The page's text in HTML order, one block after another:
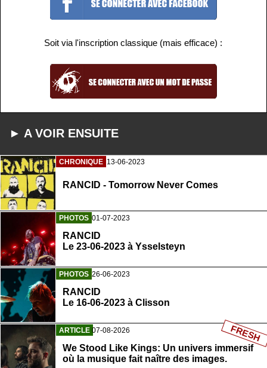
Soit via l'inscription classique (mais efficace) :
► A VOIR ENSUITE
CHRONIQUE 13-06-2023
RANCID - Tomorrow Never Comes
PHOTOS 01-07-2023
RANCID
Le 23-06-2023 à Ysselsteyn
PHOTOS 26-06-2023
RANCID
Le 16-06-2023 à Clisson
ARTICLE 07-08-2026
We Stood Like Kings: Un univers immersif
où la musique fait naître des images.
FRESH